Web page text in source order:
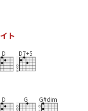
イ ト
D D7+5
D G G#dim